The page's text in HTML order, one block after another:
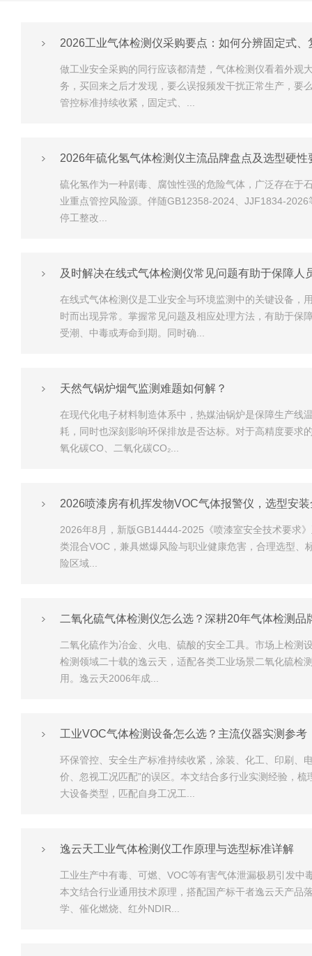
2026工业气体检测仪采购要点：如何分辨固定式
做工业安全采购的同行应该都清楚，气体检测仪看着外观
务，买回来之后才发现，要么误报频发干扰正常生产，要
管控标准持续收紧，固定式、...
2026年硫化氢气体检测仪主流品牌盘点及选型硬性
硫化氢作为一种剧毒、腐蚀性强的危险气体，广泛存在于
业重点管控风险源。伴随GB12358‑2024、
停工整改...
及时解决在线式气体检测仪常见问题有助于保障人
在线式气体检测仪是工业安全与环境监测中的关键设备，
时而出现异常。掌握常见问题及相应处理方法，有助于保
受潮、中毒或寿命到期。同时确...
天然气锅炉烟气监测难题如何解？
在现代化电子材料制造体系中，热媒油锅炉是保障生产线
耗，同时也深刻影响环保排放是否达标。对于高精度要求
氧化碳CO、二氧化碳CO₂...
2026喷漆房有机挥发物VOC气体报警仪，选型安
2026年8月，新版GB14444-2025《喷漆室安全技术要求
类混合VOC，兼具燃爆风险与职业健康危害，合理选型
险区域...
二氧化硫气体检测仪怎么选？深耕20年气体检测品
二氧化硫作为冶金、火电、硫酸的安全工具。市场上检
检测领域二十载的逸云天，适配各类工业场景二氧化硫检
用。逸云天2006年成...
工业VOC气体检测设备怎么选？主流仪器实测参考
环保管控、安全生产标准持续收紧，涂装、化工、印刷、
价、忽视工况匹配”的误区。本文结合多行业实测经验，
大设备类型，匹配自身工况工...
逸云天工业气体检测仪工作原理与选型标准详解
工业生产中有毒、可燃、VOC等有害气体泄漏极易引发
本文结合行业通用技术原理，搭配国产标干者逸云天产品
学、催化燃烧、红外NDIR...